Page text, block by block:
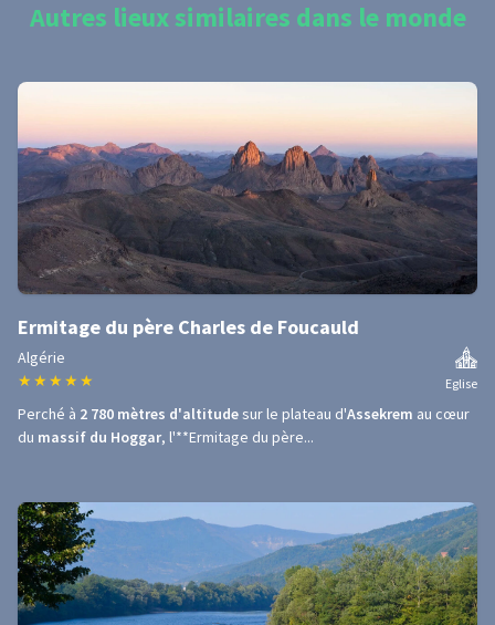
Autres lieux similaires dans le monde
Ermitage du père Charles de Foucauld
Algérie
★ ★ ★ ★ ★ Eglise
Perché à 2 780 mètres d'altitudesur le plateau d'Assekrem au cœur
du massif du Hoggar, l'**Ermitage du père...